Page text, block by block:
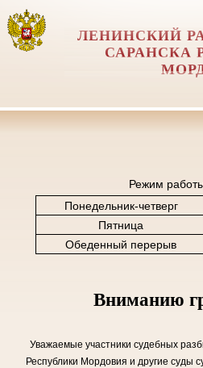
ЛЕНИНСКИЙ
САРАНСКА
Режим
Понедельник-четверг
Пятница
Обеденный перерыв
Вниманию
Уважаемые участники судебных
Республики Мордовия и другие суды